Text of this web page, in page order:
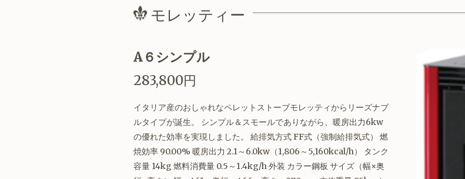
モレッティー
A６シンプル
283,800円
イタリア産のおしゃれなペレットストーブモレッティからリーズナブ
ルタイプが誕生。 シンプル＆スモールでありながら、暖房出力6kw
の優れた効率を実現しました。 給排気方式 FF式（強制給排気式） 燃
焼効率 90.00% 暖房出力 2.1～6.0kw（1,806～5,160kcal/h） タンク
容量 14kg 燃料消費量 0.5～1.4kg/h 外装 カラー鋼板 サイズ（幅×奥